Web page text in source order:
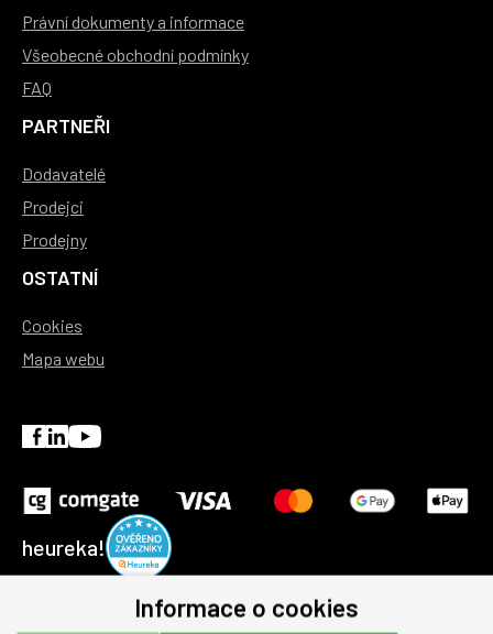
Právní dokumenty a informace
Všeobecné obchodní podmínky
FAQ
PARTNEŘI
Dodavatelé
Prodejci
Prodejny
OSTATNÍ
Cookies
Mapa webu
heureka!
Informace o cookies